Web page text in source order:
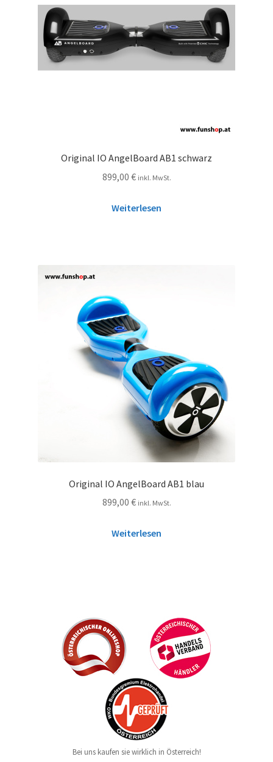
Original IO AngelBoard AB1 schwarz
899,00 € inkl. MwSt.
Weiterlesen
Original IO AngelBoard AB1 blau
899,00 € inkl. MwSt.
Weiterlesen
Bei uns kaufen sie wirklich in Österreich!